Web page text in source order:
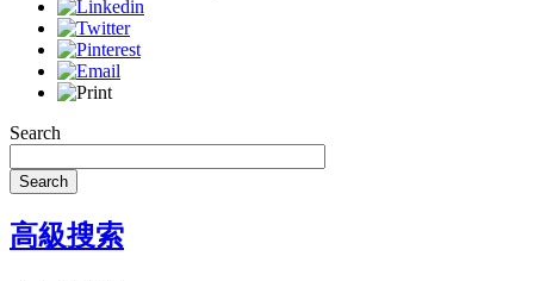
Search
Search
高級搜索